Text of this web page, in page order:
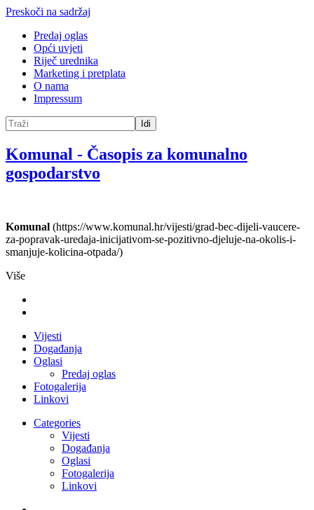
Preskoči na sadržaj
Predaj oglas
Opći uvjeti
Riječ urednika
Marketing i pretplata
O nama
Impressum
Idi
Komunal - Časopis za komunalno
gospodarstvo
Komunal (https://www.komunal.hr/vijesti/grad-bec-dijeli-vaucere-
za-popravak-uredaja-inicijativom-se-pozitivno-djeluje-na-okolis-i-
smanjuje-kolicina-otpada/)
Više
Vijesti
Događanja
Oglasi
Predaj oglas
Fotogalerija
Linkovi
Categories
Vijesti
Događanja
Oglasi
Fotogalerija
Linkovi